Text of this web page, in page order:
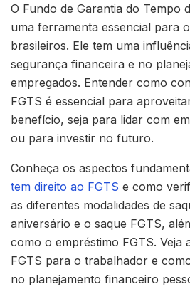
O Fundo de Garantia do Tempo
uma ferramenta essencial para
brasileiros. Ele tem uma
segurança financeira e no
empregados. Entender como
FGTS é essencial para
benefício, seja para lidar com
ou para investir no futuro.
Conheça os aspectos
tem direito ao FGTS e como
as diferentes modalidades de
aniversário e o saque FGTS,
como o empréstimo FGTS. Veja
FGTS para o trabalhador e
no planejamento financeiro